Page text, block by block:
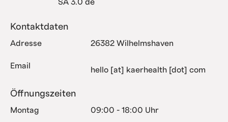
Kontaktdaten
Adresse 26382 Wilhelmshaven
Email hello [at] kaerhealth [dot] com
Öffnungszeiten
Montag 09:00 - 18:00 Uhr